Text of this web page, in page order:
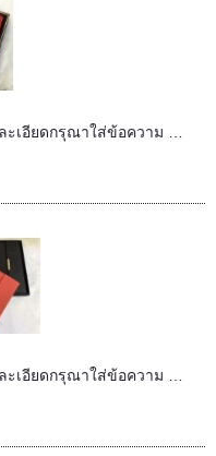
เอียดกรุณาใส่ข้อความ …
เอียดกรุณาใส่ข้อความ …